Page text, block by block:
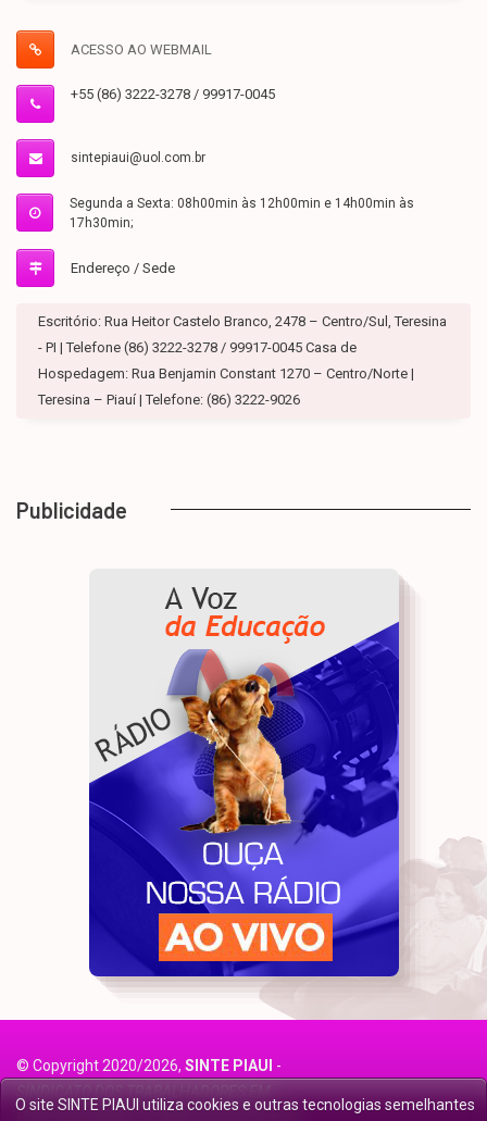
ACESSO AO WEBMAIL
+55 (86) 3222-3278 / 99917-0045
sintepiaui@uol.com.br
Segunda a Sexta: 08h00min às 12h00min e 14h00min às
17h30min;
Endereço / Sede
Escritório: Rua Heitor Castelo Branco, 2478 – Centro/Sul, Teresina
- PI | Telefone (86) 3222-3278 / 99917-0045 Casa de
Hospedagem: Rua Benjamin Constant 1270 – Centro/Norte |
Teresina – Piauí | Telefone: (86) 3222-9026
Publicidade
© Copyright 2020/2026, SINTE PIAUI -
SINDICATO DOS TRABALHADORES EM
O site SINTE PIAUI utiliza cookies e outras tecnologias semelhantes